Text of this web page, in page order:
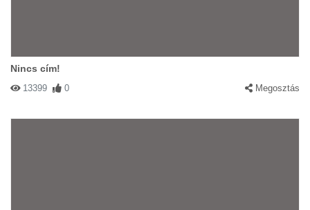
Nincs cím!
13399 0 Megosztás